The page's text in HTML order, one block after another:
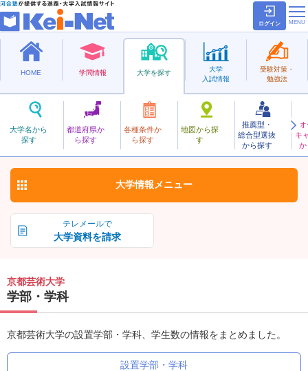
ログイン
HOME 学問情報 大学を探す
大学名から
探す
都道府県か
ら探す
各種条件か
ら探す
地図から探
す
推薦型・
総合型選抜
から探す
キ
か
大学
入試情報
受験対策・
勉強法
私立
きょうとげいじゅつ
京都芸術大学 お気に入り
テレメールで
大学資料を請求
大学情報 メニュー
京都芸術大学
学部・学科
京都芸術大学の設置学部・学科、学生数の情報をまとめました。
設置学部・学科